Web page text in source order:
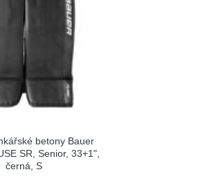
betony Bauer
SR, Senior, 33+1",
černá, S